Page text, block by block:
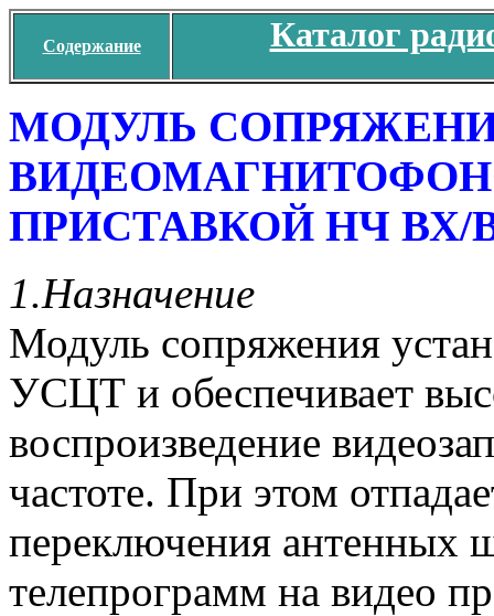
Содержание Каталог
МОДУЛЬ
ПРИСТАВКОЙ НЧ
1.Назначение
Модуль сопряжения
УСЦТ и обеспечивает
воспроизведение
частоте. При этом
переключения антенных
телепрограмм на видео